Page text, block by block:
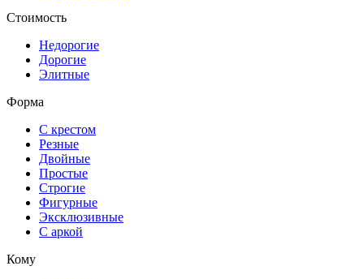
Стоимость
Недорогие
Дорогие
Элитные
Форма
С крестом
Резные
Двойные
Простые
Строгие
Фигурные
Эксклюзивные
С аркой
Кому